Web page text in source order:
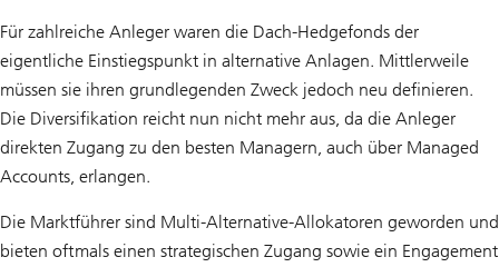
Für zahlreiche Anleger waren die Dach-Hedgefonds der
eigentliche Einstiegspunkt in alternative Anlagen. Mittlerweile
müssen sie ihren grundlegenden Zweck jedoch neu definieren.
Die Diversifikation reicht nun nicht mehr aus, da die Anleger
direkten Zugang zu den besten Managern, auch über Managed
Accounts, erlangen.
Die Marktführer sind Multi-Alternative-Allokatoren geworden und
bieten oftmals einen strategischen Zugang sowie ein Engagement